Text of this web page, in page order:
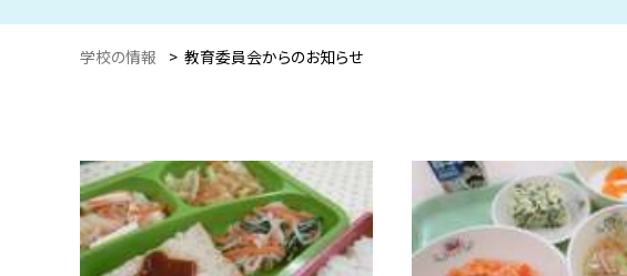
学校の情報 > 教育委員会からのお知らせ